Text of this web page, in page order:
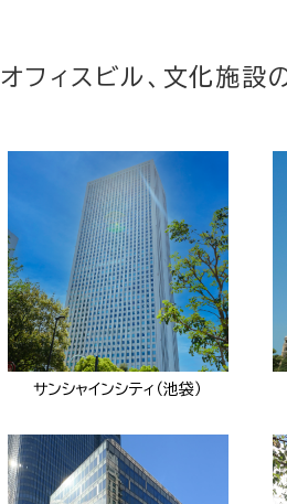
フィスビル、文化施設
サンシャインシティ（池袋）